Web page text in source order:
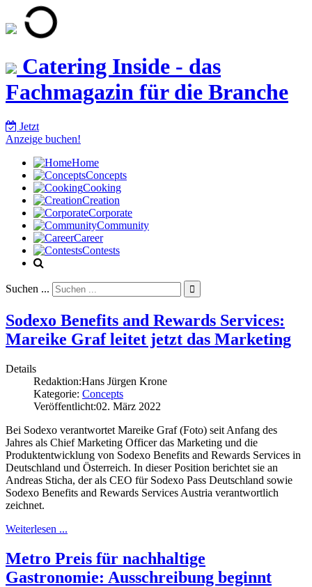
Catering Inside - das
Fachmagazin für die Branche
Jetzt
Anzeige buchen!
Home
Concepts
Cooking
Creation
Corporate
Community
Career
Contests
Suchen ... 
Sodexo Benefits and Rewards Services:
Mareike Graf leitet jetzt das Marketing
Details
Redaktion:Hans Jürgen Krone
Kategorie: Concepts
Veröffentlicht:02. März 2022
Bei Sodexo verantwortet Mareike Graf (Foto) seit Anfang des
Jahres als Chief Marketing Officer das Marketing und die
Produktentwicklung von Sodexo Benefits and Rewards Services in
Deutschland und Österreich. In dieser Position berichtet sie an
Andreas Sticha, der als CEO für Sodexo Pass Deutschland sowie
Sodexo Benefits and Rewards Services Austria verantwortlich
zeichnet.
Weiterlesen ...
Metro Preis für nachhaltige
Gastronomie: Ausschreibung beginnt